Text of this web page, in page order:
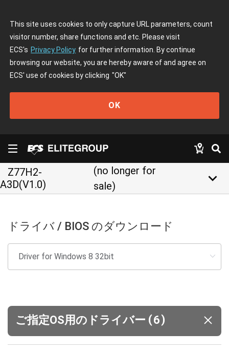
This site uses cookies to only capture URL parameters, count
visitor number, share functions and etc. Please visit
ECS's Privacy Policy for further information. By continue
browsing our website, you are hereby aware of and agree on
ECS' use of cookies by clicking "OK"
OK
Z77H2-
A3D(V1.0)
(no longer for
sale)
keyboard_arrow_down
ドライバ / BIOS のダウンロード
ご指定OS用のドライバー (6)